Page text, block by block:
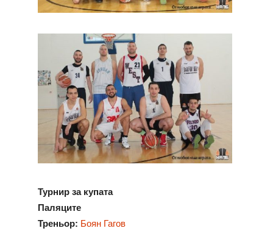
Турнир за купата
Паляците
Треньор: Боян Гагов